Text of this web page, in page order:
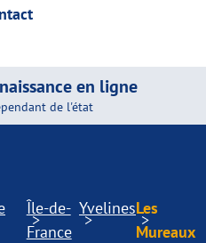
en ligne
de l'état
Île-de-
France
YvelinesLes
Mureaux